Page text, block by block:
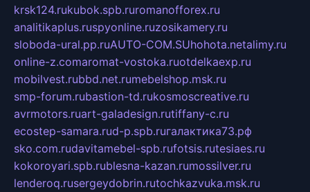
krsk124.rukubok.spb.ruromanofforex.ru
analitikaplus.ruspyonline.ruzosikamery.ru
sloboda-ural.pp.ruAUTO-COM.SUhohota.netalimy.ru
online-z.comaromat-vostoka.ruotdelkaexp.ru
mobilvest.rubbd.net.rumebelshop.msk.ru
smp-forum.rubastion-td.rukosmoscreative.ru
avrmotors.ruart-galadesign.rutiffany-c.ru
ecostep-samara.rud-p.spb.ruгалактика73.рф
sko.com.rudavitamebel-spb.rufotsis.rutesiaes.ru
kokoroyari.spb.rublesna-kazan.rumossilver.ru
lenderoq.rusergeydobrin.rutochkazvuka.msk.ru